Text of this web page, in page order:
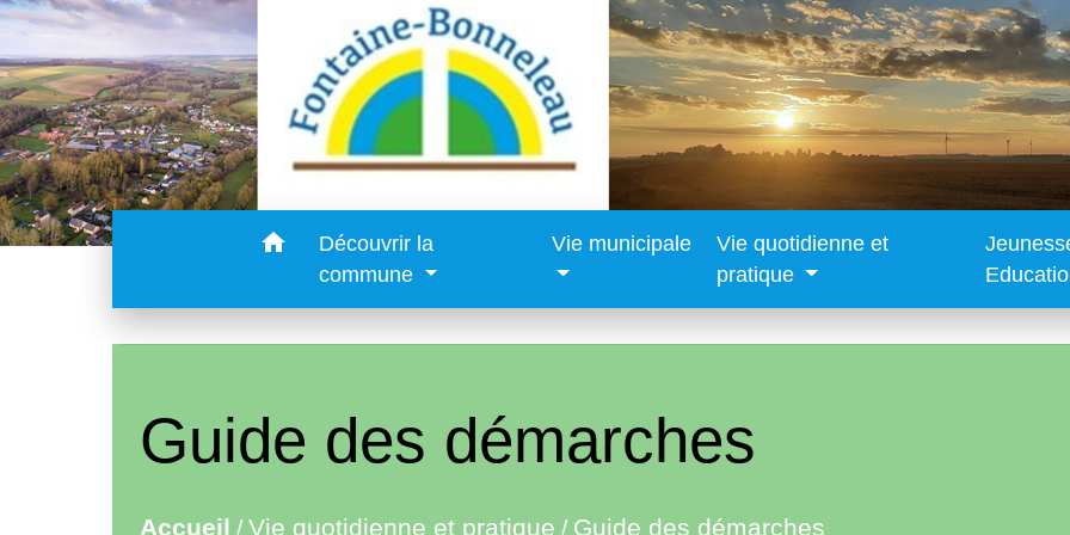
home
Découvrir la
commune
Vie municipale
Vie quotidienne et
pratique
Guide des démarches
Accueil / Vie quotidienne et pratique / Guide des démarches